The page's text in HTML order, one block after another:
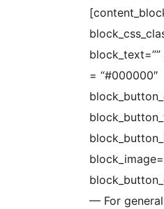
= “#000000″
— For